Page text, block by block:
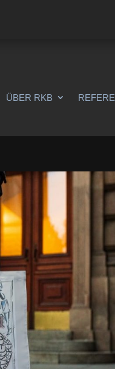
ÜBER RKB